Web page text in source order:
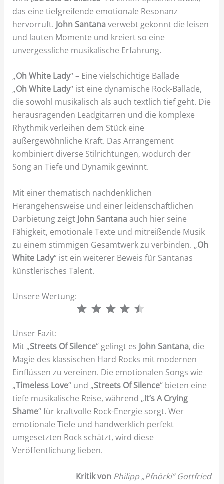
das eine tiefgreifende emotionale Resonanz
hervorruft. John Santanaverwebt gekonnt die leisen
und lauten Momente und kreiert so eine
unvergessliche musikalische Erfahrung.
„Oh White Lady“ – Eine vielschichtige Ballade
„Oh White Lady“ ist eine dynamische Rock-Ballade,
die sowohl musikalisch als auch textlich tief geht. Die
herausragenden Leadgitarren und die komplexe
Rhythmik verleihen dem Stück eine
außergewöhnliche Kraft. Das Arrangement
kombiniert diverse Stilrichtungen, wodurch der
Song an Tiefe und Dynamik gewinnt.
Mit einer thematisch nachdenklichen
Herangehensweise und einer leidenschaftlichen
Darbietung zeigt John Santanaauch hier seine
Fähigkeit, emotionale Texte und mitreißende Musik
zu einem stimmigen Gesamtwerk zu verbinden. „Oh
White Lady“ ist ein weiterer Beweis für Santanas
künstlerisches Talent.
Unsere Wertung:
⭐⭐⭐⭐ ⭐
Unser Fazit:
Mit „Streets Of Silence“ gelingt es John Santana, die
Magie des klassischen Hard Rocks mit modernen
Einflüssen zu vereinen. Die emotionalen Songs wie
„Timeless Love“ und „Streets Of Silence“ bieten eine
tiefe musikalische Reise, während „It’s A Crying
Shame“ für kraftvolle Rock-Energie sorgt. Wer
emotionale Tiefe und handwerklich perfekt
umgesetzten Rock schätzt, wird diese
Veröffentlichung lieben.
Kritik von Philipp „Pfnörki“ Gottfried